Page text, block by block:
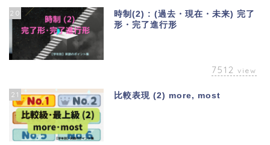
20
時制(2) : (過去・現在・未来) 完了
形・完了進行形
7512 view
21 比較表現 (2) more, most